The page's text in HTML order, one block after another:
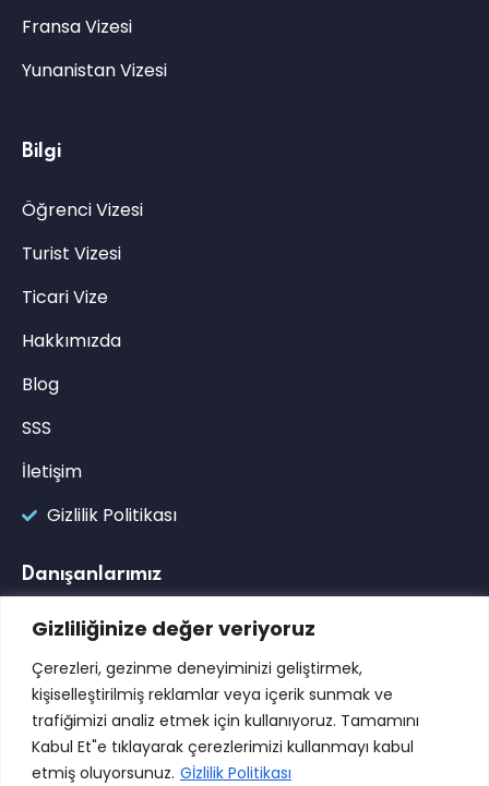
Gizliliğinize değer veriyoruz
Çerezleri, gezinme deneyiminizi geliştirmek,
kişiselleştirilmiş reklamlar veya içerik sunmak ve
trafiğimizi analiz etmek için kullanıyoruz. Tamamını
Kabul Et"e tıklayarak çerezlerimizi kullanmayı kabul
etmiş oluyorsunuz. Gİzlilik Politikası
Fransa Vizesi
Yunanistan Vizesi
Bilgi
Öğrenci Vizesi
Turist Vizesi
Ticari Vize
Hakkımızda
Blog
SSS
İletişim
Gizlilik Politikası
Danışanlarımız